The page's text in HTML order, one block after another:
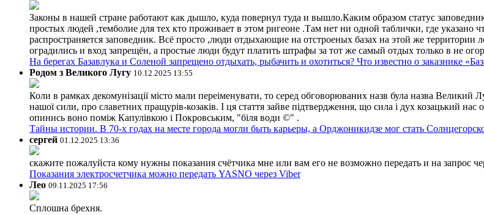
Законы в нашей стране работают как дышло, куда повернул туда и вышло.Каким образом статус
простых людей ,темболие для тех кто проживает в этом ригеоне .Там нет ни одной таблички, где указано
распространяется заповедник. Всё просто ,люди отдыхающие на отстроеных базах на этой же
оградились и вход запрещён, а простые люди будут платить штрафы за тот же самый отдых только в не
На берегах Базавлука и Соленой запрещено отдыхать, рыбачить и охотиться? Что известно о заказнике
Родом з Великого Лугу 10.12.2025 13:55
Коли в рамках декомунізації місто мали переіменувати, то серед обговорюваних назв була назва
нашої сили, про славетних пращурів-козаків. І ця стаття зайве підтвердження, що сила і дух козацький нас
опинись воно поміж Капулівкою і Покровським, "біля води ©" .
Тайны истории. В 70-х годах на месте города могли быть карьеры, а Орджоникидзе мог стать
сергей 01.12.2025 13:36
скажите пожалуйста кому нужны показания счётчика мне или вам его не возможно передать и на запрос
Показания электросчетчика можно передать YASNO через Viber
Лео 09.11.2025 17:56
Сплошна брехня.